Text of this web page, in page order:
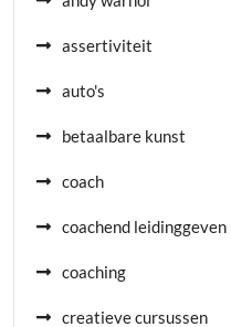
assertiviteit
auto's
betaalbare kunst
coach
coachend leidinggeven
coaching
creatieve cursussen